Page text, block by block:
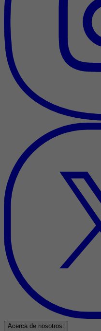
Acerca de nosotros: